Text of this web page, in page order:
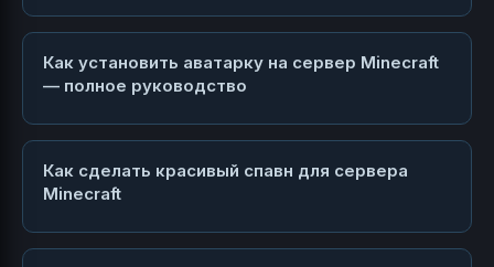
Как установить аватарку на сервер Minecraft
— полное руководство
Как сделать красивый спавн для сервера
Minecraft